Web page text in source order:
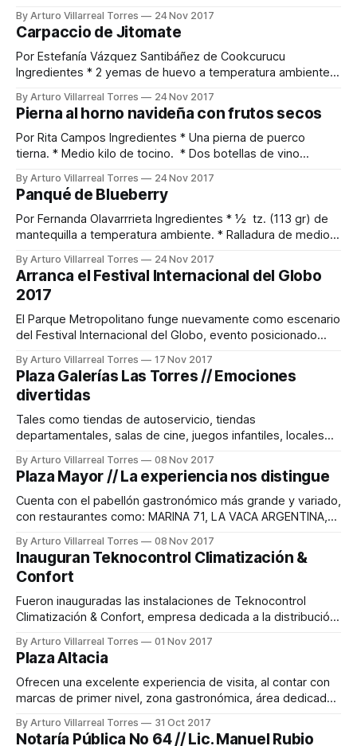
rallado. * Pizca de nuez moscada. * 1 bolsa de espinaca
fresca. * Queso de cabra. Preparación 1. Poner en una olla
el vino
By Arturo Villarreal Torres 24 Nov 2017
Carpaccio de Jitomate
Por Estefanía Vázquez Santibáñez de Cookcurucu
Ingredientes * 2 yemas de huevo a temperatura ambiente.
* 2 filetes de anchoas (opcional). * ½ taza de jugo de limón
amarillo (limón americano). * Sal y pimienta. * ¾ taza de
aceite de oliva de buena calidad. * ¼ de taza
By Arturo Villarreal Torres 24 Nov 2017
Pierna al horno navideña con frutos secos
Por Rita Campos Ingredientes * Una pierna de puerco
tierna. * Medio kilo de tocino. * Dos botellas de vino
pasa. * Medio kilo de orejón de chabacano. * Un vaso de
vinagre balsámico. * Pimienta. * Sal. * 1 cabeza de ajo.
Preparación La pierna se prepara
By Arturo Villarreal Torres 24 Nov 2017
Panqué de Blueberry
Por Fernanda Olavarrrieta Ingredientes * ½ tz. (113 gr) de
mantequilla a temperatura ambiente. * Ralladura de medio
1 huevo grande a temperatura ambiente. * 1 cucharadita de
vainilla. * 2 tz. (256 gr) de harina cernida. * 2 cucharaditas
By Arturo Villarreal Torres 24 Nov 2017
Arranca el Festival Internacional del Globo
2017
El Parque Metropolitano funge nuevamente como escenario
del Festival Internacional del Globo, evento posicionado
a la ciudad de León como uno de los destinos más
importantes en el mundo de la aerostación por sus
condiciones climáticas y
By Arturo Villarreal Torres 17 Nov 2017
Plaza Galerías Las Torres // Emociones
divertidas
Tales como tiendas de autoservicio, tiendas
departamentales, salas de cine, juegos infantiles, locales
juguetería, servicios bancarios y financieros, servicios de
telefonía, restaurantes y locales de food court. Se ubica en
el número 1315 del Boulevard Juan Alonso de Torres
esquina con la calle
By Arturo Villarreal Torres 08 Nov 2017
Plaza Mayor // La experiencia nos distingue
Cuenta con el pabellón gastronómico más grande y variado,
con restaurantes como: MARINA 71, LA VACA ARGENTINA,
TEQUILA, ITALIANNI´S, DON CARBON, SALADS, CHILI´S, y 14
locales de comida rápida para darle gusto al más exigente
paladar. Todo el
By Arturo Villarreal Torres 08 Nov 2017
Inauguran Teknocontrol Climatización &
Confort
Fueron inauguradas las instalaciones de Teknocontrol
Climatización & Confort, empresa dedicada a la distribución
lavados, calefactores eléctricos y de gas, además de
boilers. Marcas con gran trayectoria como Frikko, Maxicool,
Heat Wave y Rittal están presentes en este nuevo proyecto
que sin duda
By Arturo Villarreal Torres 01 Nov 2017
Plaza Altacia
Ofrecen una excelente experiencia de visita, al contar con
marcas de primer nivel, zona gastronómica, área dedicada
complementan la visita. Altacia es un centro comercial
By Arturo Villarreal Torres 31 Oct 2017
Notaría Pública No 64 // Lic. Manuel Rubio